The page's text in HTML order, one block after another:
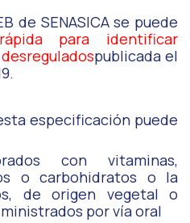
de SENASICA se puede
para identificar
publicada el
especificación puede
con vitaminas,
o carbohidratos o la
de origen vegetal o
por vía oral